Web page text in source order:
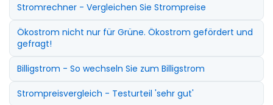
Stromrechner - Vergleichen Sie Strompreise
Ökostrom nicht nur für Grüne. Ökostrom gefördert und
gefragt!
Billigstrom - So wechseln Sie zum Billigstrom
Strompreisvergleich - Testurteil 'sehr gut'